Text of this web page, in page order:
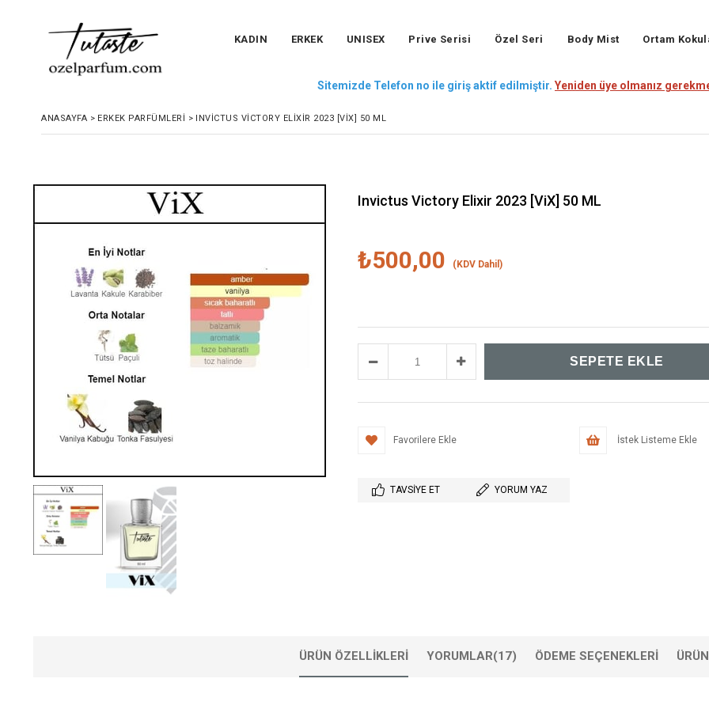
KADIN ERKEK UNISEX Prive Serisi Özel Seri Body Mist Ortam
Sitemizde Telefon no ile giriş aktif edilmiştir. Yeniden üye olmanız
ANASAYFA > ERKEK PARFÜMLERI > INVICTUS VICTORY ELIXIR 2023 [VIX] 50 ML
Invictus Victory Elixir 2023 [ViX] 50 ML
₺500,00 (KDV Dahil)
Favorilere Ekle İstek Listeme Ekle
TAVSIYE ET YORUM YAZ
ÜRÜN ÖZELLIKLERI YORUMLAR(17) ÖDEME SEÇENEKLERI